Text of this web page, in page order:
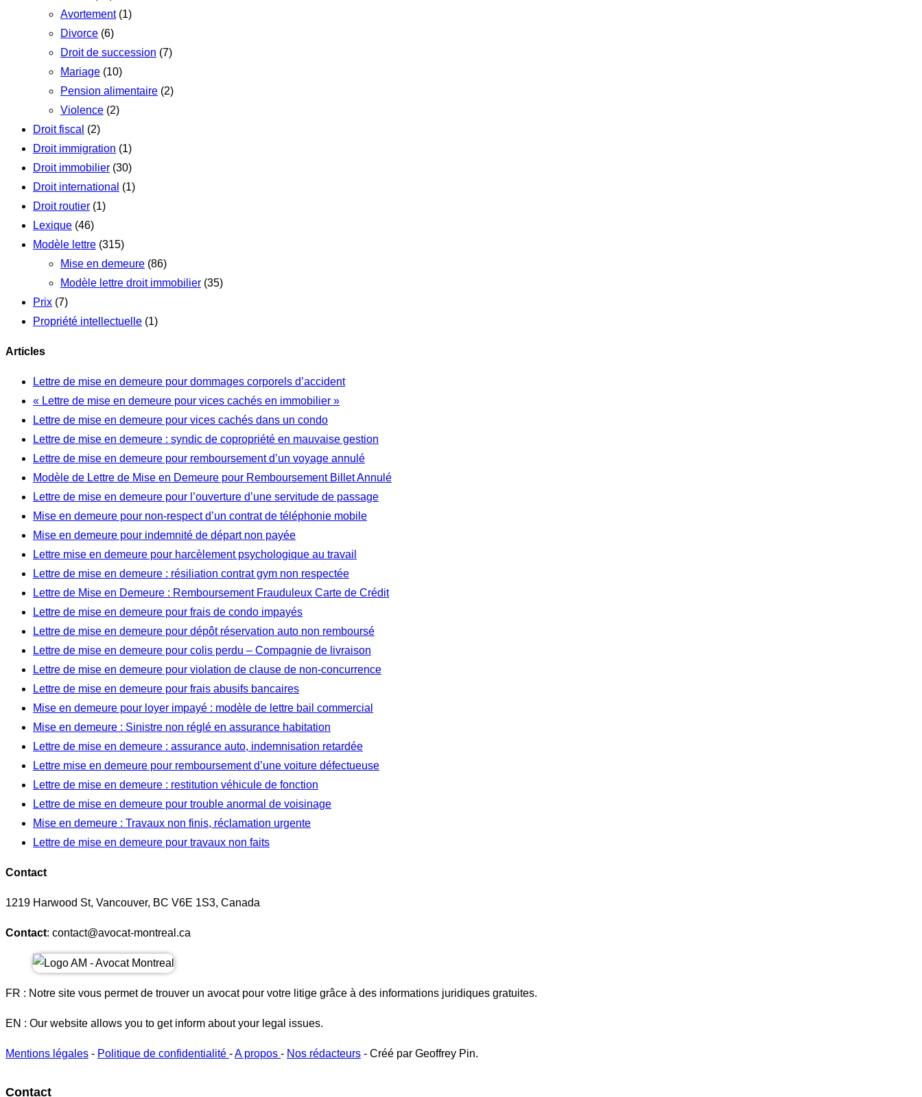
Avortement(1)
Divorce (6)
Droit de succession (7)
Mariage (10)
Pension alimentaire (2)
Violence (2)
Droit fiscal (2)
Droit immigration (1)
Droit immobilier (30)
Droit international (1)
Droit routier (1)
Lexique (46)
Modèle lettre (315)
Mise en demeure (86)
Modèle lettre droit immobilier (35)
Prix (7)
Propriété intellectuelle (1)
Articles
Lettre de mise en demeure pour dommages corporels d’accident
« Lettre de mise en demeure pour vices cachés en immobilier »
Lettre de mise en demeure pour vices cachés dans un condo
Lettre de mise en demeure : syndic de copropriété en mauvaise gestion
Lettre de mise en demeure pour remboursement d’un voyage annulé
Modèle de Lettre de Mise en Demeure pour Remboursement Billet Annulé
Lettre de mise en demeure pour l’ouverture d’une servitude de passage
Mise en demeure pour non-respect d’un contrat de téléphonie mobile
Mise en demeure pour indemnité de départ non payée
Lettre mise en demeure pour harcèlement psychologique au travail
Lettre de mise en demeure : résiliation contrat gym non respectée
Lettre de Mise en Demeure : Remboursement Frauduleux Carte de Crédit
Lettre de mise en demeure pour frais de condo impayés
Lettre de mise en demeure pour dépôt réservation auto non remboursé
Lettre de mise en demeure pour colis perdu – Compagnie de livraison
Lettre de mise en demeure pour violation de clause de non-concurrence
Lettre de mise en demeure pour frais abusifs bancaires
Mise en demeure pour loyer impayé : modèle de lettre bail commercial
Mise en demeure : Sinistre non réglé en assurance habitation
Lettre de mise en demeure : assurance auto, indemnisation retardée
Lettre mise en demeure pour remboursement d’une voiture défectueuse
Lettre de mise en demeure : restitution véhicule de fonction
Lettre de mise en demeure pour trouble anormal de voisinage
Mise en demeure : Travaux non finis, réclamation urgente
Lettre de mise en demeure pour travaux non faits
Contact
1219 Harwood St, Vancouver, BC V6E 1S3, Canada
Contact: contact@avocat-montreal.ca
FR : Notre site vous permet de trouver un avocat pour votre litige grâce à des informations juridiques gratuites.
EN : Our website allows you to get inform about your legal issues.
Mentions légales - Politique de confidentialité -A propos - Nos rédacteurs - Créé par Geoffrey Pin.
Contact